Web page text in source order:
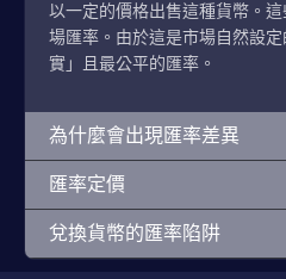
以一定的價格出售這種貨幣。
場匯率。由於這是市場自然設
實」且最公平的匯率。
為什麼會出現匯率差異
匯率定價
兌換貨幣的匯率陷阱